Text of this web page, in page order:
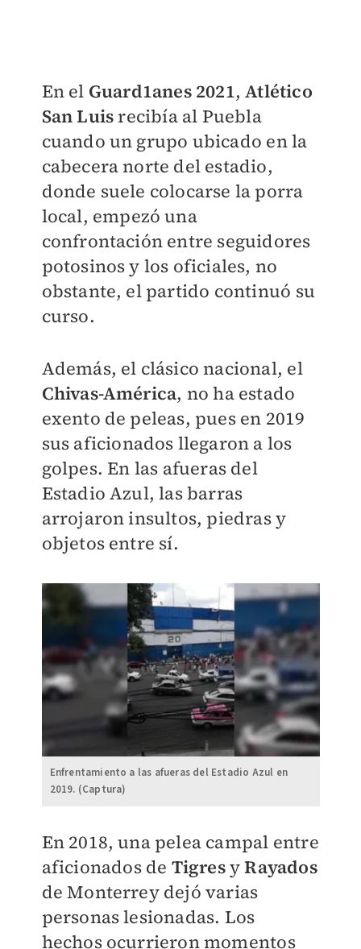
En el Guard1anes 2021,Atlético
San Luisrecibía al Puebla
cuando un grupo ubicado en la
cabecera norte del estadio,
donde suele colocarse la porra
local, empezó una
confrontación entre seguidores
potosinos y los oficiales, no
obstante, el partido continuó su
curso.
Además, el clásico nacional, el
Chivas-América, no ha estado
exento de peleas, pues en 2019
sus aficionados llegaron a los
golpes.En las afueras del
Estadio Azul, las barras
arrojaron insultos, piedras y
objetos entre sí.
Enfrentamiento a las afueras del Estadio Azul en
2019. (Captura)
En 2018, una pelea campal entre
aficionados de TigresyRayados
de Monterrey dejó varias
personas lesionadas. Los
hechos ocurrieron momentos